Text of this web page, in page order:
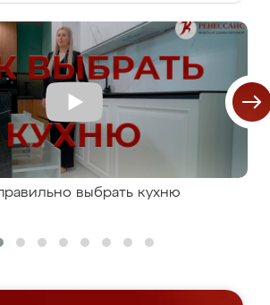
выбрать кухню